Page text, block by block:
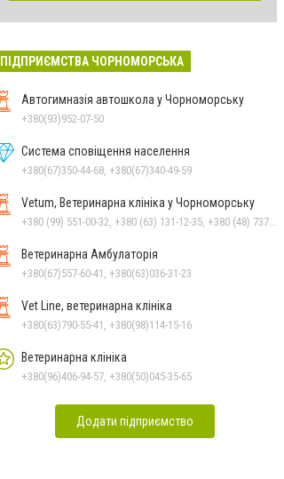
ПІДПРИЄМСТВА ЧОРНОМОРСЬКА
Автогимназія автошкола у Чорноморську
+380(93)952-07-50
Система сповіщення населення
+380(67)350-44-68, +380(67)340-49-59
Vetum, Ветеринарна клініка у Чорноморську
Ветеринарна Амбулаторія
+380(67)557-60-41, +380(63)036-31-23
Vet Line, ветеринарна клініка
+380(63)790-55-41, +380(98)114-15-16
Ветеринарна клініка
+380(96)406-94-57, +380(50)045-35-65
Додати підприємство